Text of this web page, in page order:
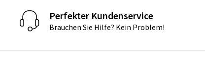
Perfekter Kundenservice
Brauchen Sie Hilfe? Kein Problem!